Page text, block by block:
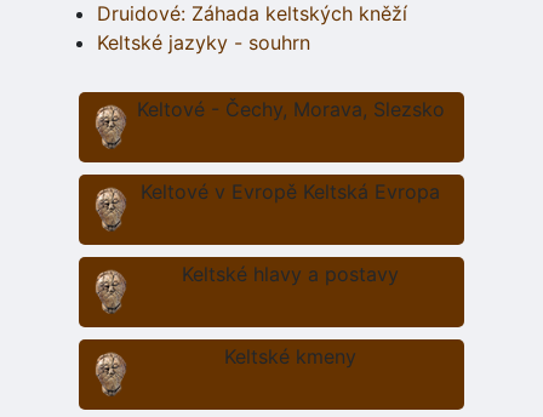
Druidové: Záhada keltských kněží
Keltské jazyky - souhrn
Keltové - Čechy, Morava, Slezsko
Keltové v Evropě Keltská Evropa
Keltské hlavy a postavy
Keltské kmeny